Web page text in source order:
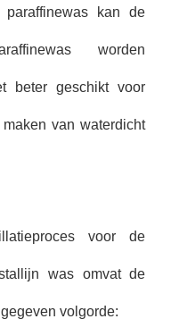
paraffinewas kan de
worden
beter geschikt voor
van waterdicht
voor de
was omvat de
volgorde: